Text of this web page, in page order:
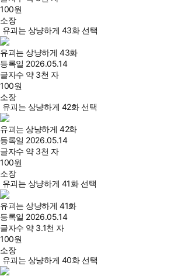
100원
소장
유괴는 상냥하게 43화 선택
유괴는 상냥하게 43화
등록일 2026.05.14
글자수 약 3천 자
100원
소장
유괴는 상냥하게 42화 선택
유괴는 상냥하게 42화
등록일 2026.05.14
글자수 약 3천 자
100원
소장
유괴는 상냥하게 41화 선택
유괴는 상냥하게 41화
등록일 2026.05.14
글자수 약 3.1천 자
100원
소장
유괴는 상냥하게 40화 선택